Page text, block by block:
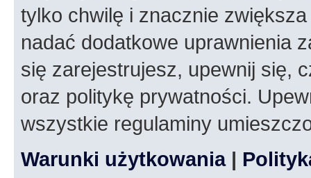
tylko chwilę i znacznie
nadać dodatkowe uprawnienia
się zarejestrujesz, upewnij się,
oraz politykę prywatności.
wszystkie regulaminy
Warunki użytkowania|